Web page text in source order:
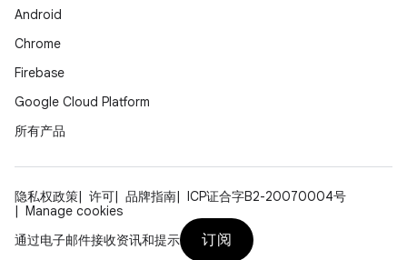
Android
Chrome
Firebase
Google Cloud Platform
所有产品
隐私权政策 许可 品牌指南
ICP证合字B2-20070004号
Manage cookies
通过电子邮件接收资讯和提示
订阅